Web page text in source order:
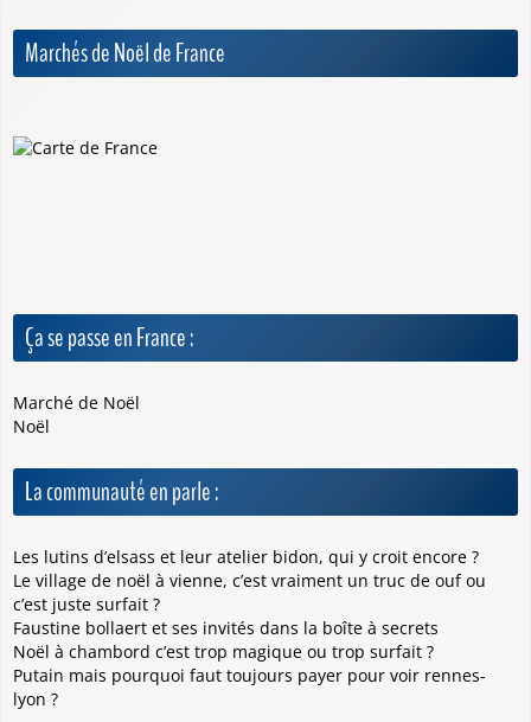
Marchés de Noël de France
Ça se passe en France :
Marché de Noël
Noël
La communauté en parle :
Les lutins d’elsass et leur atelier bidon, qui y croit encore ?
Le village de noël à vienne, c’est vraiment un truc de ouf ou
c’est juste surfait ?
Faustine bollaert et ses invités dans la boîte à secrets
Noël à chambord c’est trop magique ou trop surfait ?
Putain mais pourquoi faut toujours payer pour voir rennes-
lyon ?